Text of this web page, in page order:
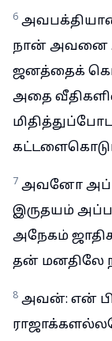
6
நான் அவனை
ஜனத்தைக்
அதை
7 அவனோ
இருதயம்
அநேகம்
தன் மனதிலே
8 அவன்: என்